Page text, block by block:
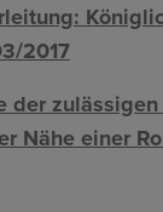
2017
der
Nähe einer